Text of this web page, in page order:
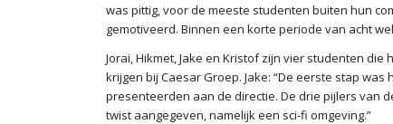
was pittig, voor de meeste studenten buiten hun
gemotiveerd. Binnen een korte periode van acht
Jorai, Hikmet, Jake en Kristof zijn vier studenten
krijgen bij Caesar Groep. Jake: “De eerste stap
presenteerden aan de directie. De drie pijlers van
twist aangegeven, namelijk een sci-fi omgeving.”